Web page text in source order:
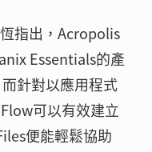
指出，Acropolis
Essentials的產
針對以應用程式
可以有效建立
便能輕鬆協助